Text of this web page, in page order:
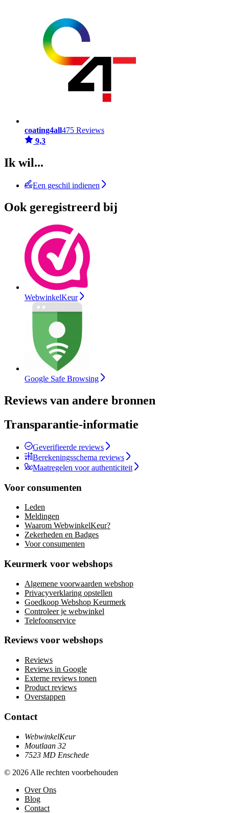
coating4all475 Reviews
9,3
Ik wil...
Een geschil indienen
Ook geregistreerd bij
WebwinkelKeur
Google Safe Browsing
Reviews van andere bronnen
Transparantie-informatie
Geverifieerde reviews
Berekeningsschema reviews
Maatregelen voor authenticiteit
Voor consumenten
Leden
Meldingen
Waarom WebwinkelKeur?
Zekerheden en Badges
Voor consumenten
Keurmerk voor webshops
Algemene voorwaarden webshop
Privacyverklaring opstellen
Goedkoop Webshop Keurmerk
Controleer je webwinkel
Telefoonservice
Reviews voor webshops
Reviews
Reviews in Google
Externe reviews tonen
Product reviews
Overstappen
Contact
WebwinkelKeur
Moutlaan 32
7523 MD Enschede
© 2026 Alle rechten voorbehouden
Over Ons
Blog
Contact